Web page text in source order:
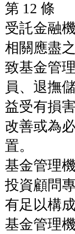
第 12 條
受託金融
相關應盡
致基金管
員、退撫
益受有損
改善或為
置。
基金管理
投資顧問
有足以構
基金管理